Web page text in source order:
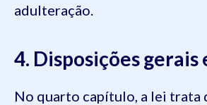
adulteração.
4. Disposições gerais
No quarto capítulo, a lei trata